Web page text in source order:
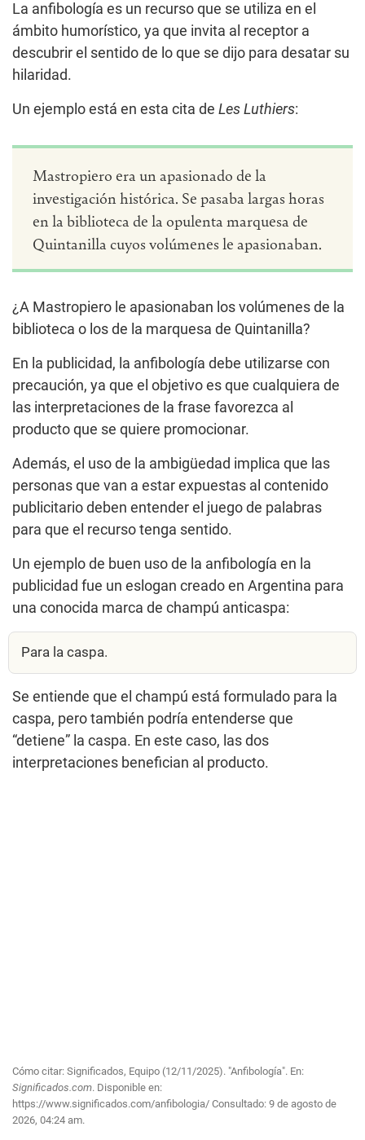
La anfibología es un recurso que se utiliza en el
ámbito humorístico, ya que invita al receptor a
descubrir el sentido de lo que se dijo para desatar su
hilaridad.
Un ejemplo está en esta cita de Les Luthiers:
Mastropiero era un apasionado de la
investigación histórica. Se pasaba largas horas
en la biblioteca de la opulenta marquesa de
Quintanilla cuyos volúmenes le apasionaban.
¿A Mastropiero le apasionaban los volúmenes de la
biblioteca o los de la marquesa de Quintanilla?
En la publicidad, la anfibología debe utilizarse con
precaución, ya que el objetivo es que cualquiera de
las interpretaciones de la frase favorezca al
producto que se quiere promocionar.
Además, el uso de la ambigüedad implica que las
personas que van a estar expuestas al contenido
publicitario deben entender el juego de palabras
para que el recurso tenga sentido.
Un ejemplo de buen uso de la anfibología en la
publicidad fue un eslogan creado en Argentina para
una conocida marca de champú anticaspa:
Para la caspa.
Se entiende que el champú está formulado para la
caspa, pero también podría entenderse que
“detiene” la caspa. En este caso, las dos
interpretaciones benefician al producto.
Cómo citar: Significados, Equipo (12/11/2025). "Anfibología". En:
Significados.com. Disponible en:
https://www.significados.com/anfibologia/ Consultado: 9 de agosto de
2026, 04:24 am.